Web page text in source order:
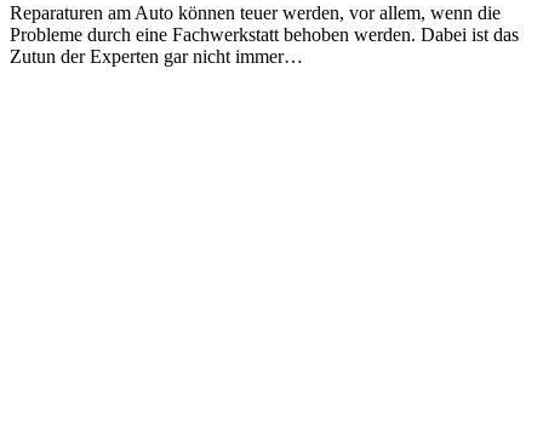
Reparaturen am Auto können teuer werden, vor allem, wenn die
Probleme durch eine Fachwerkstatt behoben werden. Dabei ist das
Zutun der Experten gar nicht immer…